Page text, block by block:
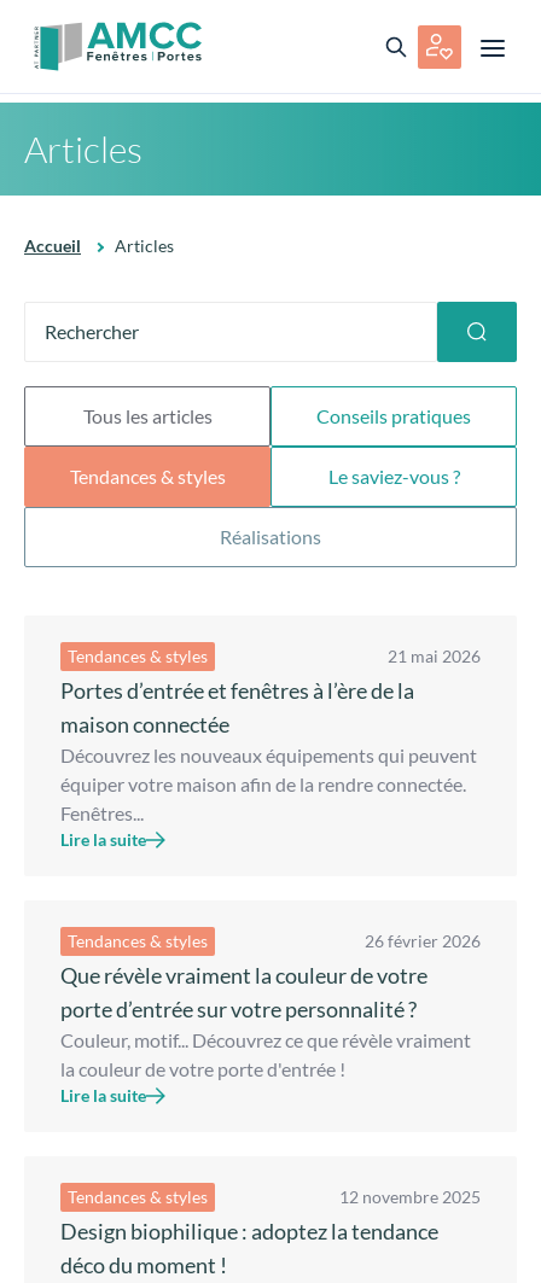
Articles
Accueil Articles
Tous les articles Conseils pratiques
Tendances & styles Le saviez-vous ?
Réalisations
Tendances & styles 21 mai 2026
Portes d’entrée et fenêtres à l’ère de la
maison connectée
Découvrez les nouveaux équipements qui peuvent
équiper votre maison afin de la rendre connectée.
Fenêtres...
Lire la suite
Tendances & styles 26 février 2026
Que révèle vraiment la couleur de votre
porte d’entrée sur votre personnalité ?
Couleur, motif... Découvrez ce que révèle vraiment
la couleur de votre porte d'entrée !
Lire la suite
Tendances & styles 12 novembre 2025
Design biophilique : adoptez la tendance
déco du moment !